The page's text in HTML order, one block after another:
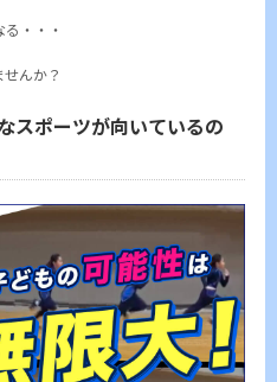
・・・
んか？
スポーツが向いているの